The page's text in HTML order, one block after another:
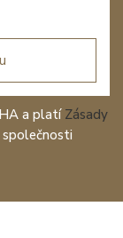
a platí Zásady
společnosti